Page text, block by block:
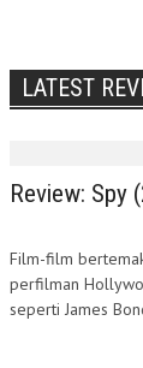
LATEST
Review: Spy
Film-film
perfilman
seperti James